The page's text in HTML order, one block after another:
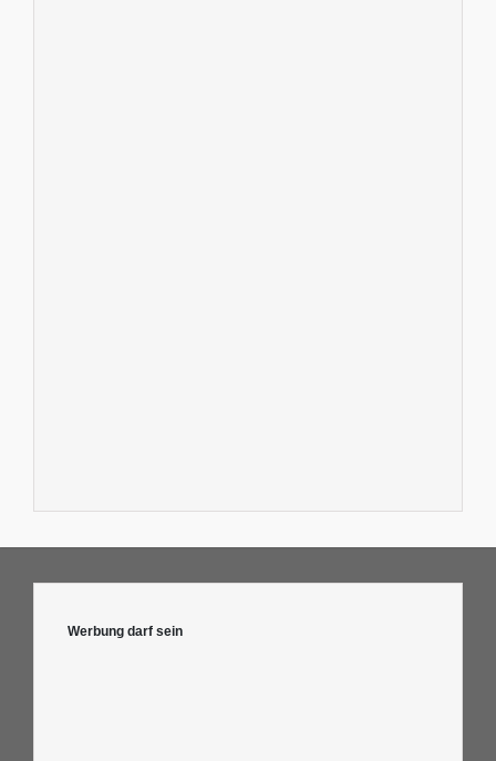
Werbung darf sein